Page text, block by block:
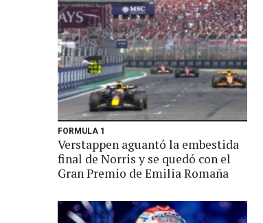
FORMULA 1
Verstappen aguantó la embestida
final de Norris y se quedó con el
Gran Premio de Emilia Romaña